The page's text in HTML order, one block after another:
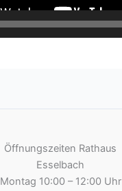
Öffnungszeiten Rathaus
Esselbach
Montag 10:00 – 12:00 Uhr